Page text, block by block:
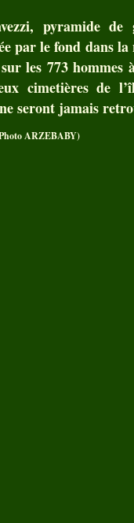
pyramide de
par le fond dans
les 773 hommes
cimetières de
seront jamais
ARZEBABY)